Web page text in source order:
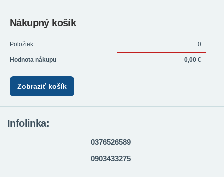
Nákupný košík
Položiek 0
Hodnota nákupu 0,00 €
Zobraziť košík
Infolinka:
0376526589
0903433275